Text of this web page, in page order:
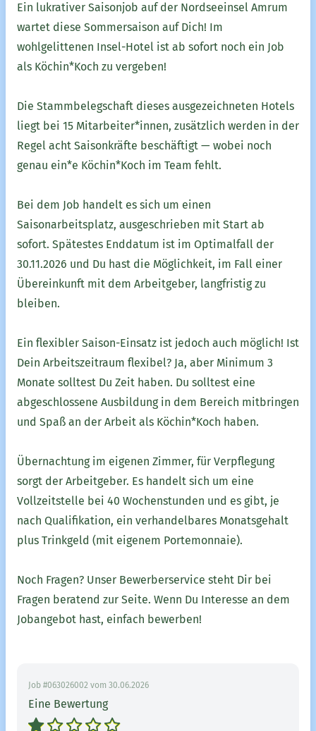
Ein lukrativer Saisonjob auf der Nordseeinsel Amrum
wartet diese Sommersaison auf Dich! Im
wohlgelittenen Insel-Hotel ist ab sofort noch ein Job
als Köchin*Koch zu vergeben!
Die Stammbelegschaft dieses ausgezeichneten Hotels
liegt bei 15 Mitarbeiter*innen, zusätzlich werden in der
Regel acht Saisonkräfte beschäftigt — wobei noch
genau ein*e Köchin*Koch im Team fehlt.
Bei dem Job handelt es sich um einen
Saisonarbeitsplatz, ausgeschrieben mit Start ab
sofort. Spätestes Enddatum ist im Optimalfall der
30.11.2026 und Du hast die Möglichkeit, im Fall einer
Übereinkunft mit dem Arbeitgeber, langfristig zu
bleiben.
Ein flexibler Saison-Einsatz ist jedoch auch möglich! Ist
Dein Arbeitszeitraum flexibel? Ja, aber Minimum 3
Monate solltest Du Zeit haben. Du solltest eine
abgeschlossene Ausbildung in dem Bereich mitbringen
und Spaß an der Arbeit als Köchin*Koch haben.
Übernachtung im eigenen Zimmer, für Verpflegung
sorgt der Arbeitgeber. Es handelt sich um eine
Vollzeitstelle bei 40 Wochenstunden und es gibt, je
nach Qualifikation, ein verhandelbares Monatsgehalt
plus Trinkgeld (mit eigenem Portemonnaie).
Noch Fragen? Unser Bewerberservice steht Dir bei
Fragen beratend zur Seite. Wenn Du Interesse an dem
Jobangebot hast, einfach bewerben!
Job #063026002 vom 30.06.2026
Eine Bewertung